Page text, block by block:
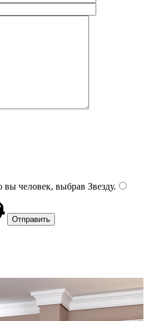
вы человек, выбрав Звезду.